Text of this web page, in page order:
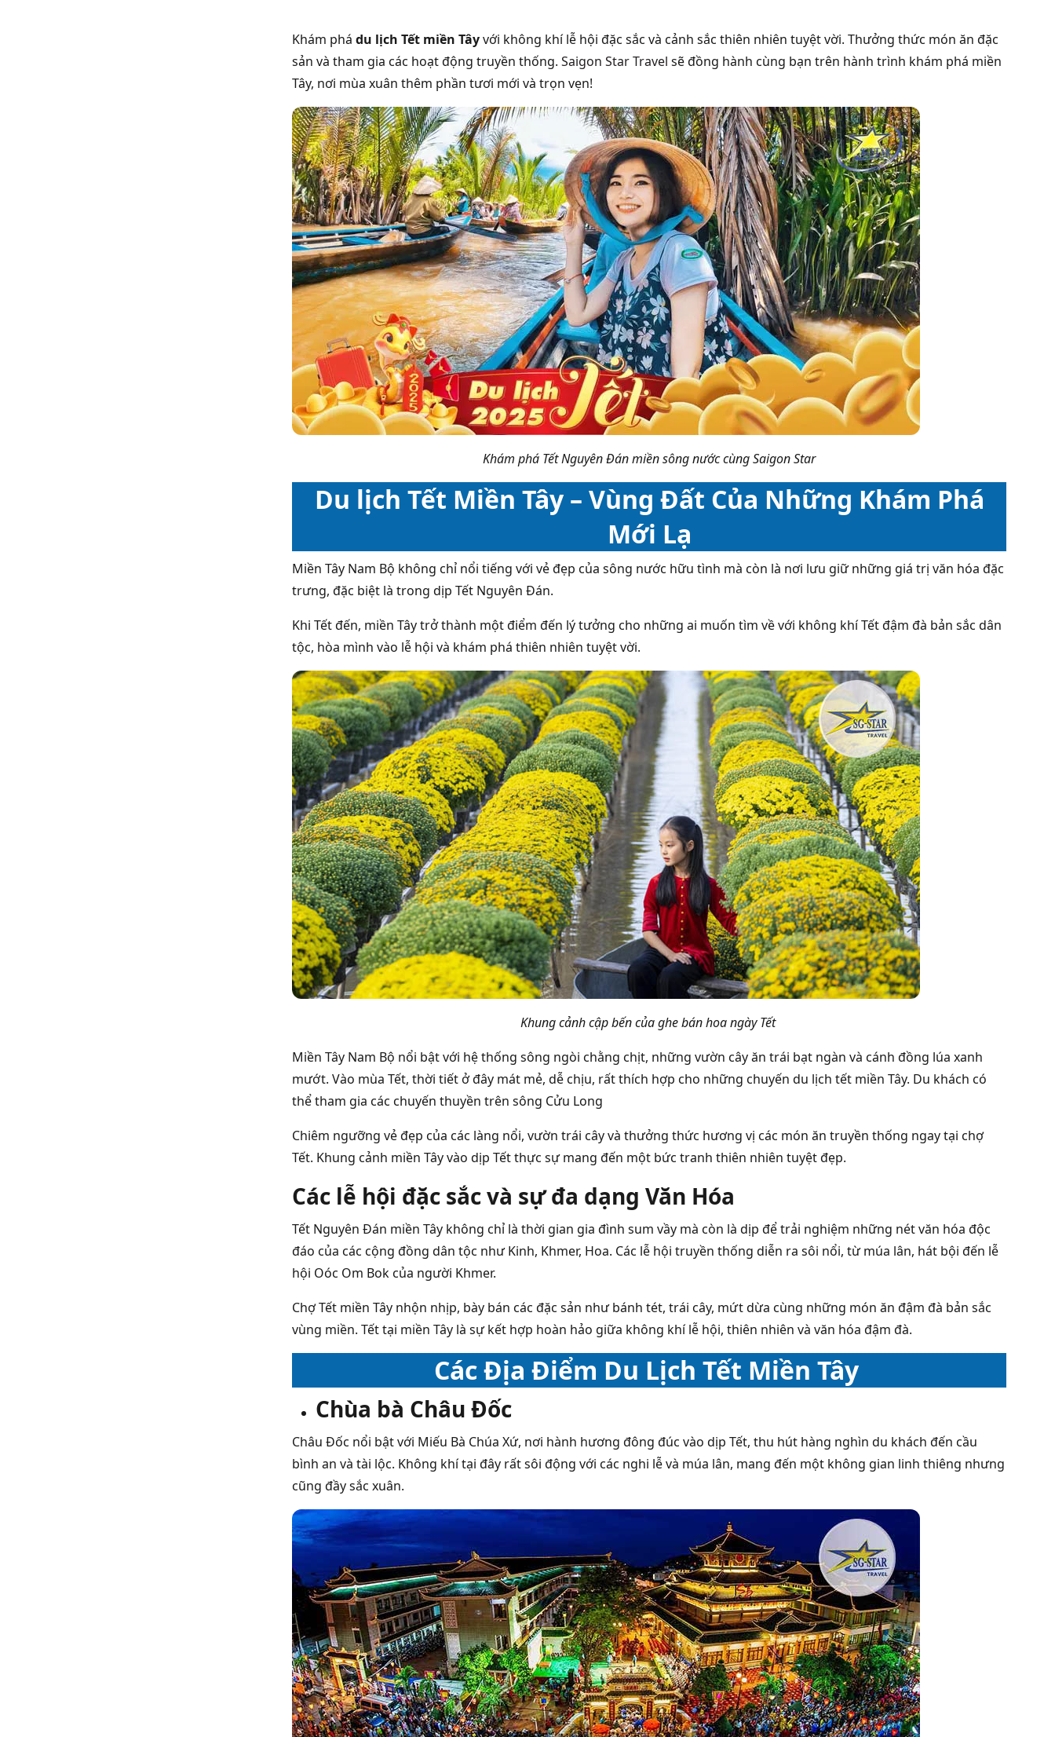
Khám phá du lịch Tết miền Tâyvới không khí lễ hội đặc sắc và cảnh sắc thiên nhiên tuyệt vời. Thưởng thức món ăn đặc
sản và tham gia các hoạt động truyền thống. Saigon Star Travel sẽ đồng hành cùng bạn trên hành trình khám phá miền
Tây, nơi mùa xuân thêm phần tươi mới và trọn vẹn!
Khám phá Tết Nguyên Đán miền sông nước cùng Saigon Star
Du lịch Tết Miền Tây – Vùng Đất Của Những Khám Phá
Mới Lạ
Miền Tây Nam Bộ không chỉ nổi tiếng với vẻ đẹp của sông nước hữu tình mà còn là nơi lưu giữ những giá trị văn hóa đặc
trưng, đặc biệt là trong dịp Tết Nguyên Đán.
Khi Tết đến, miền Tây trở thành một điểm đến lý tưởng cho những ai muốn tìm về với không khí Tết đậm đà bản sắc dân
tộc, hòa mình vào lễ hội và khám phá thiên nhiên tuyệt vời.
Khung cảnh cập bến của ghe bán hoa ngày Tết
Miền Tây Nam Bộ nổi bật với hệ thống sông ngòi chằng chịt, những vườn cây ăn trái bạt ngàn và cánh đồng lúa xanh
mướt. Vào mùa Tết, thời tiết ở đây mát mẻ, dễ chịu, rất thích hợp cho những chuyến du lịch tết miền Tây. Du khách có
thể tham gia các chuyến thuyền trên sông Cửu Long
Chiêm ngưỡng vẻ đẹp của các làng nổi, vườn trái cây và thưởng thức hương vị các món ăn truyền thống ngay tại chợ
Tết. Khung cảnh miền Tây vào dịp Tết thực sự mang đến một bức tranh thiên nhiên tuyệt đẹp.
Các lễ hội đặc sắc và sự đa dạng Văn Hóa
Tết Nguyên Đán miền Tây không chỉ là thời gian gia đình sum vầy mà còn là dịp để trải nghiệm những nét văn hóa độc
đáo của các cộng đồng dân tộc như Kinh, Khmer, Hoa. Các lễ hội truyền thống diễn ra sôi nổi, từ múa lân, hát bội đến lễ
hội Oóc Om Bok của người Khmer.
Chợ Tết miền Tây nhộn nhịp, bày bán các đặc sản như bánh tét, trái cây, mứt dừa cùng những món ăn đậm đà bản sắc
vùng miền. Tết tại miền Tây là sự kết hợp hoàn hảo giữa không khí lễ hội, thiên nhiên và văn hóa đậm đà.
Các Địa Điểm Du Lịch Tết Miền Tây
Chùa bà Châu Đốc
Châu Đốc nổi bật với Miếu Bà Chúa Xứ, nơi hành hương đông đúc vào dịp Tết, thu hút hàng nghìn du khách đến cầu
bình an và tài lộc. Không khí tại đây rất sôi động với các nghi lễ và múa lân, mang đến một không gian linh thiêng nhưng
cũng đầy sắc xuân.